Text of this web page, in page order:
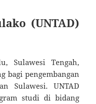
(UNTAD)
Sulawesi Tengah,
bagi pengembangan
Sulawesi. UNTAD
studi di bidang